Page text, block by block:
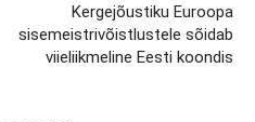
Kergejõustiku Euroopa
sisemeistrivõistlustele sõidab
viieliikmeline Eesti koondis